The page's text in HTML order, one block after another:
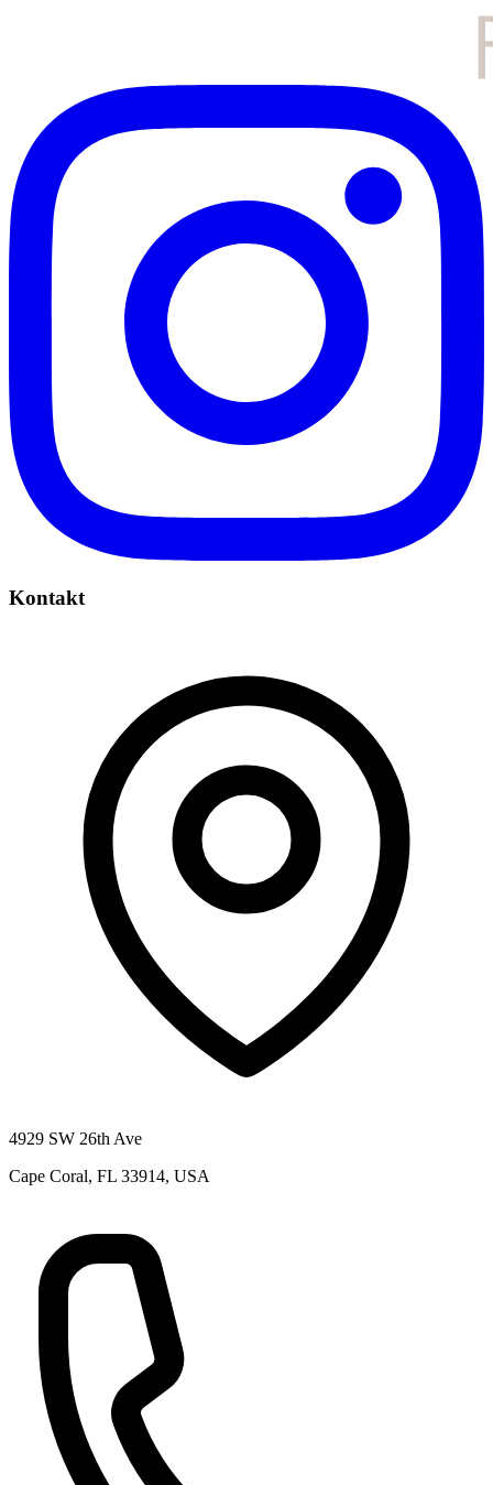
Kontakt
4929 SW 26th Ave
Cape Coral, FL 33914, USA